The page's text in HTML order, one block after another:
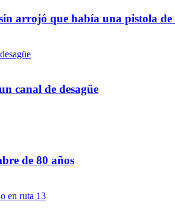
arrojó que había una pistola
canal de desagüe
de 80 años